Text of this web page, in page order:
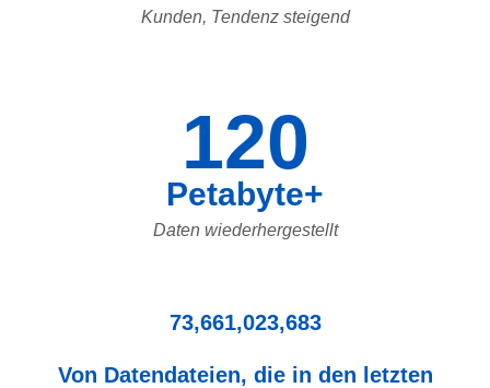
Kunden, Tendenz steigend
120
Petabyte+
Daten wiederhergestellt
73,661,023,683
Von Datendateien, die in den letzten